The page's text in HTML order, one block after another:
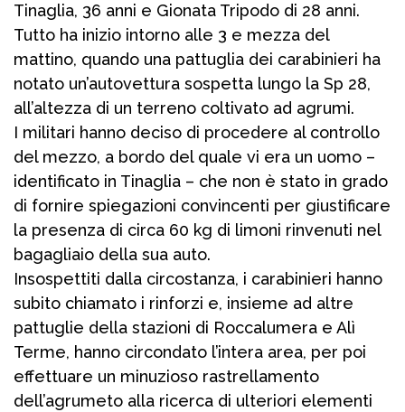
Tinaglia, 36 anni e Gionata Tripodo di 28 anni.
Tutto ha inizio intorno alle 3 e mezza del
mattino, quando una pattuglia dei carabinieri ha
notato un’autovettura sospetta lungo la Sp 28,
all’altezza di un terreno coltivato ad agrumi.
I militari hanno deciso di procedere al controllo
del mezzo, a bordo del quale vi era un uomo –
identificato in Tinaglia – che non è stato in grado
di fornire spiegazioni convincenti per giustificare
la presenza di circa 60 kg di limoni rinvenuti nel
bagagliaio della sua auto.
Insospettiti dalla circostanza, i carabinieri hanno
subito chiamato i rinforzi e, insieme ad altre
pattuglie della stazioni di Roccalumera e Alì
Terme, hanno circondato l’intera area, per poi
effettuare un minuzioso rastrellamento
dell’agrumeto alla ricerca di ulteriori elementi